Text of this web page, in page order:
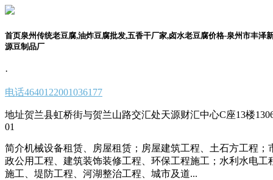
首页泉州传统老豆腐,油炸豆腐批发,五香干厂家,卤水老豆腐价格-泉州市丰泽
源豆制品厂
·
电话4640122001036177
地址贺兰县虹桥街与贺兰山路交汇处天源财汇中心C座13楼
01
简介机械设备租赁、房屋租赁；房屋建筑工程、土石方工程；
政公用工程、建筑装饰装修工程、环保工程施工；水利水电工
施工、堤防工程、河湖整治工程、城市及道...